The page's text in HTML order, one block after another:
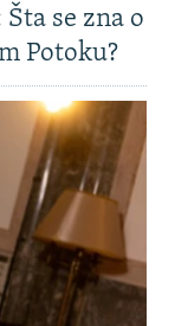
se zna o
Potoku?